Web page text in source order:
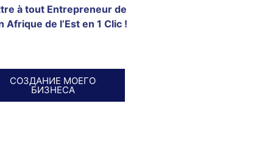
à tout Entrepreneur de
de l’Est en 1 Clic !
СОЗДАНИЕ МОЕГО
БИЗНЕСА